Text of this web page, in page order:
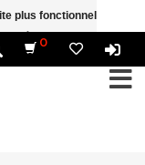
0
plus fonctionnel Est-ce
témoins (cookies) »